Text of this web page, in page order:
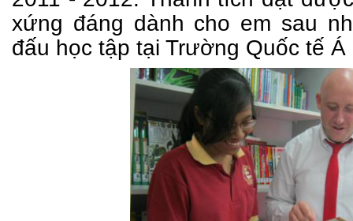
xứng đáng dành cho em sau
đấu học tập tại Trường Quốc tế Á